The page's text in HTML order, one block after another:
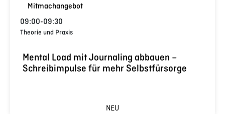
Mitmachangebot
09:00-09:30
Theorie und Praxis
Mental Load mit Journaling abbauen –
Schreibimpulse für mehr Selbstfürsorge
NEU